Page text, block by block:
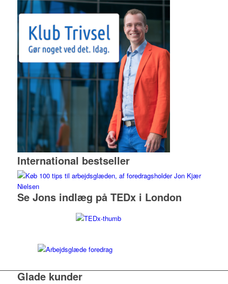
International bestseller
Se Jons indlæg på TEDx i London
Glade kunder